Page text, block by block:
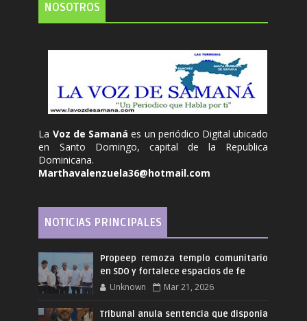
NOSOTROS
La Voz de Samanáes un periódico Digital ubicado
en Santo Domingo, capital de la Republica
Dominicana.
Marthavalenzuela36@hotmail.com
NOTICIAS PRINCIPALES
Propeep remoza templo comunitario
en SDO y fortalece espacios de fe
Unknown Mar 21, 2026
Tribunal anula sentencia que disponia